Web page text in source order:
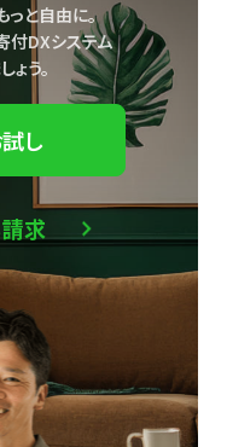
っと自由に。
付DXシステム
う。
し
求